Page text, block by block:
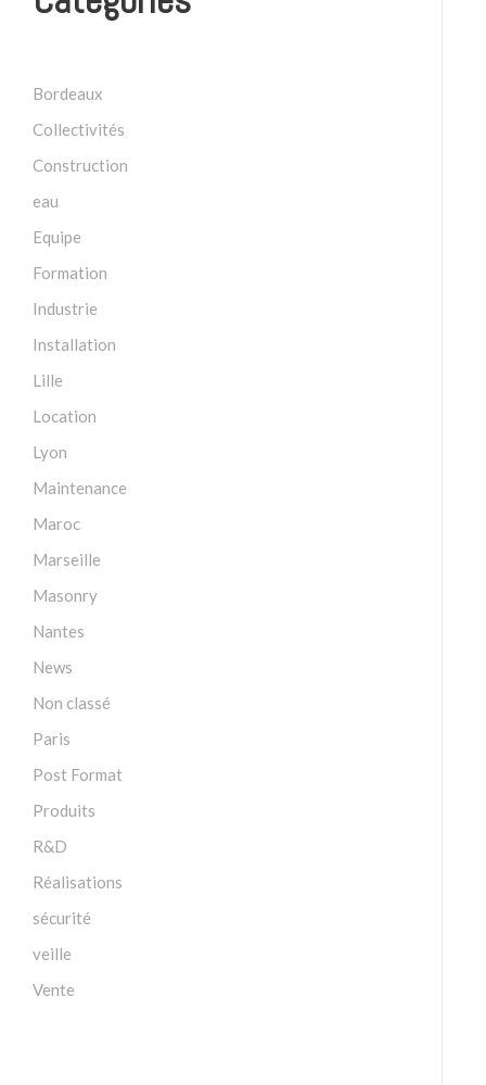
Bordeaux
Collectivités
Construction
eau
Equipe
Formation
Industrie
Installation
Lille
Location
Lyon
Maintenance
Maroc
Marseille
Masonry
Nantes
News
Non classé
Paris
Post Format
Produits
R&D
Réalisations
sécurité
veille
Vente